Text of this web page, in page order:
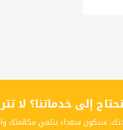
إلى خدماتنا؟ لا
سنكون سعداء بتلقي مكالمتك